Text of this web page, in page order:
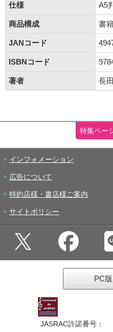
仕様 A5
商品構成 書
JANコード
ISBNコード
著者 長
特集ペー
インフォメーション
広告について
特約店様・書店様ご案内
サイトポリシー
PC
JASRAC許諾番号：